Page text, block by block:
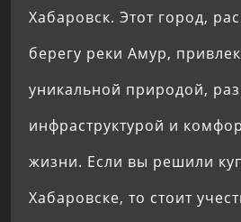
Хабаровск. Этот город,
берегу реки Амур,
уникальной природой,
инфраструктурой и
жизни. Если вы решили
Хабаровске, то стоит